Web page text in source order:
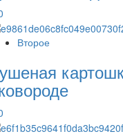
Второе